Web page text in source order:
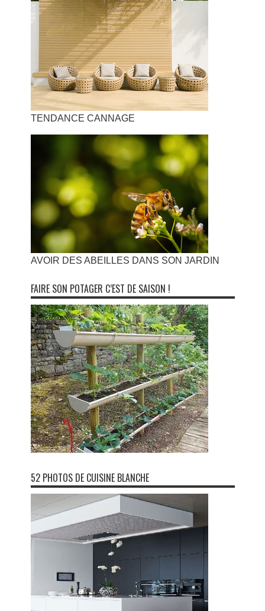
TENDANCE CANNAGE
AVOIR DES ABEILLES DANS SON JARDIN
FAIRE SON POTAGER C’EST DE SAISON !
52 PHOTOS DE CUISINE BLANCHE